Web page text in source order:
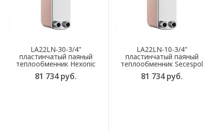
LA22LN-30-3/4"
пластинчатый паяный
теплообменник Hexonic
81 734 руб.
LA22LN-10-3/4"
пластинчатый паяный
теплообменник Secespol
81 734 руб.